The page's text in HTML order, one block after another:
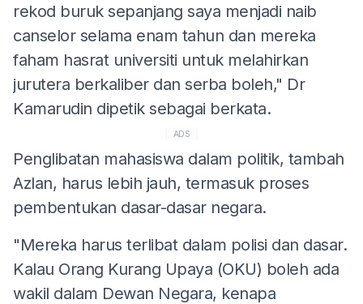
rekod buruk sepanjang saya menjadi naib
canselor selama enam tahun dan mereka
faham hasrat universiti untuk melahirkan
jurutera berkaliber dan serba boleh," Dr
Kamarudin dipetik sebagai berkata.
ADS
Penglibatan mahasiswa dalam politik, tambah
Azlan, harus lebih jauh, termasuk proses
pembentukan dasar-dasar negara.
"Mereka harus terlibat dalam polisi dan dasar.
Kalau Orang Kurang Upaya (OKU) boleh ada
wakil dalam Dewan Negara, kenapa